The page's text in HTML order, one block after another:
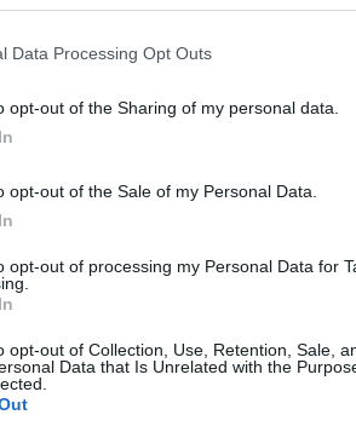
Data Processing Opt Outs
opt-out of the Sharing of my personal data.
opt-out of the Sale of my Personal Data.
opt-out of processing my Personal Data for
opt-out of Collection, Use, Retention, Sale,
Data that Is Unrelated with the
kanter och pappret med smör.
kokosflingor.
ägg och socker pösigt ca 4
smör i en kastrull och sätt åt
vetemjöl, kakao, potatismjöl,
Rör ut klumpar.
de torra ingredienser till äggen
smeten i formen.